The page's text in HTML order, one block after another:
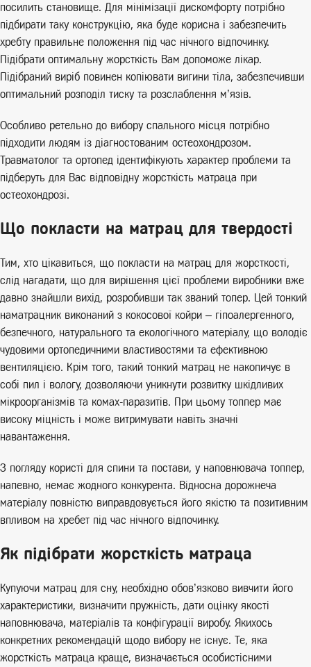
посилить становище. Для мінімізації дискомфорту потрібно
підбирати таку конструкцію, яка буде корисна і забезпечить
хребту правильне положення під час нічного відпочинку.
Підібрати оптимальну жорсткість Вам допоможе лікар.
Підібраний виріб повинен копіювати вигини тіла, забезпечивши
оптимальний розподіл тиску та розслаблення м’язів.
Особливо ретельно до вибору спального місця потрібно
підходити людям із діагностованим остеохондрозом.
Травматолог та ортопед ідентифікують характер проблеми та
підберуть для Вас відповідну жорсткість матраца при
остеохондрозі.
Що покласти на матрац для твердості
Тим, хто цікавиться, що покласти на матрац для жорсткості,
слід нагадати, що для вирішення цієї проблеми виробники вже
давно знайшли вихід, розробивши так званий топер. Цей тонкий
наматрацник виконаний з кокосової койри – гіпоалергенного,
безпечного, натурального та екологічного матеріалу, що володіє
чудовими ортопедичними властивостями та ефективною
вентиляцією. Крім того, такий тонкий матрац не накопичує в
собі пил і вологу, дозволяючи уникнути розвитку шкідливих
мікроорганізмів та комах-паразитів. При цьому топпер має
високу міцність і може витримувати навіть значні
навантаження.
З погляду користі для спини та постави, у наповнювача топпер,
напевно, немає жодного конкурента. Відносна дорожнеча
матеріалу повністю виправдовується його якістю та позитивним
впливом на хребет під час нічного відпочинку.
Як підібрати жорсткість матраца
Купуючи матрац для сну, необхідно обов’язково вивчити його
характеристики, визначити пружність, дати оцінку якості
наповнювача, матеріалів та конфігурації виробу. Якихось
конкретних рекомендацій щодо вибору не існує. Те, яка
жорсткість матраца краще, визначається особистісними